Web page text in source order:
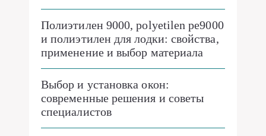
Полиэтилен 9000, polyetilen pe9000
и полиэтилен для лодки: свойства,
применение и выбор материала
Выбор и установка окон:
современные решения и советы
специалистов